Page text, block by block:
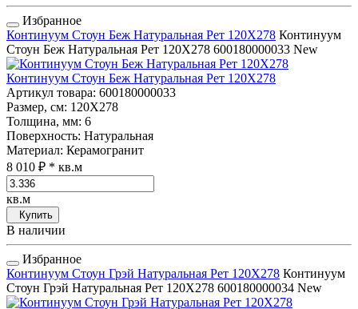
Избранное
Континуум Стоун Беж Натуральная Рет 120Х278 Континуум
Стоун Беж Натуральная Рет 120Х278 600180000033 New
Континуум Стоун Беж Натуральная Рет 120Х278
Артикул товара: 600180000033
Размер, см: 120Х278
Толщина, мм: 6
Поверхность: Натуральная
Материал: Керамогранит
8 010 ₽ * кв.м
кв.м
Купить
В наличии
Избранное
Континуум Стоун Грэй Натуральная Рет 120Х278 Континуум
Стоун Грэй Натуральная Рет 120Х278 600180000034 New